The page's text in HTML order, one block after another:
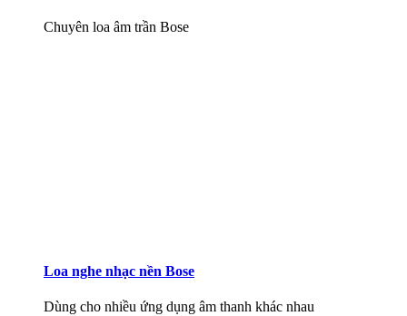
Chuyên loa âm trần Bose
Loa nghe nhạc nền Bose
Dùng cho nhiều ứng dụng âm thanh khác nhau